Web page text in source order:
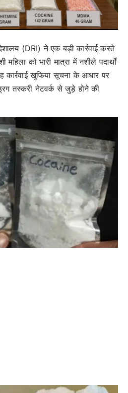
(DRI) ने एक बड़ी कार्रवाई करते
को भारी मात्रा में नशीले पदार्थों
कार्रवाई खुफिया सूचना के आधार पर
तस्करी नेटवर्क से जुड़े होने की